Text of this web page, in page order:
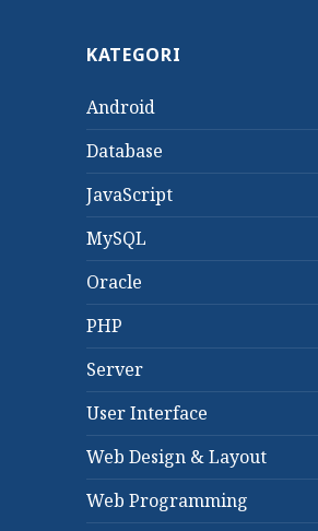
KATEGORI
Android
Database
JavaScript
MySQL
Oracle
PHP
Server
User Interface
Web Design & Layout
Web Programming